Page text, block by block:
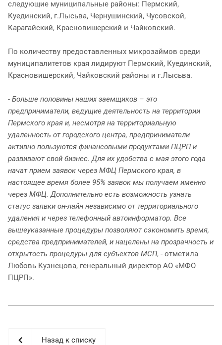
следующие муниципальные районы: Пермский,
Куединский, г.Лысьва, Чернушинский, Чусовской,
Карагайский, Красновишерский и Чайковский.
По количеству предоставленных микрозаймов среди
муниципалитетов края лидируют Пермский, Куединский,
Красновишерский, Чайковский районы и г.Лысьва.
- Больше половины наших заемщиков – это
предприниматели, ведущие деятельность на территории
Пермского края и, несмотря на территориальную
удаленность от городского центра, предприниматели
активно пользуются финансовыми продуктами ПЦРП и
развивают свой бизнес. Для их удобства с мая этого года
начат прием заявок через МФЦ Пермского края, в
настоящее время более 95% заявок мы получаем именно
через МФЦ. Дополнительно есть возможность узнать
статус заявки он-лайн независимо от территориального
удаления и через телефонный автоинформатор. Все
вышеуказанные процедуры позволяют сэкономить время,
средства предпринимателей, и нацелены на прозрачность и
открытость процедуры для субъектов МСП, - отметила
Любовь Кузнецова, генеральный директор АО «МФО
ПЦРП».
Назад к списку